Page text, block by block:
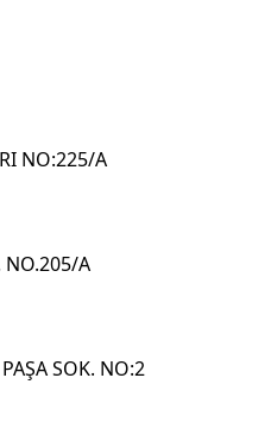
NO:225/A
NO.205/A
SOK. NO:2